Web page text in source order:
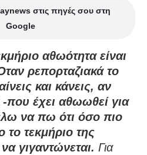
στις πηγές σου στη
Google
αθωότητα είναι
ρεπορταζιακά το
και κάνεις, αν
που έχει αθωωθεί για
να πω ότι όσο πιο
το τεκμήριο της
γιγαντώνεται. Για